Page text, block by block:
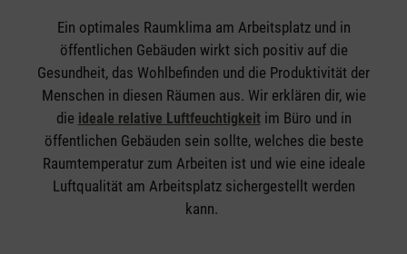
Ein optimales Raumklima am Arbeitsplatz und in
öffentlichen Gebäuden wirkt sich positiv auf die
Gesundheit, das Wohlbefinden und die Produktivität der
Menschen in diesen Räumen aus. Wir erklären dir, wie
die ideale relative Luftfeuchtigkeitim Büro und in
öffentlichen Gebäuden sein sollte, welches die beste
Raumtemperatur zum Arbeiten ist und wie eine ideale
Luftqualität am Arbeitsplatz sichergestellt werden
kann.